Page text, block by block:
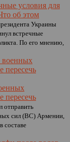
условия для
об этом
Украины
встречные
По его мнению,
отправить
сил (ВС) Армении,
составе